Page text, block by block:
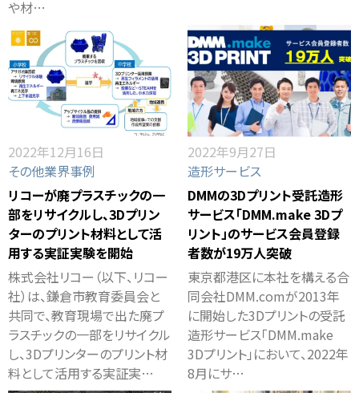
や材…
2022年12月16日
その他業界事例
リコーが廃プラスチックの一
部をリサイクルし、3Dプリン
ターのプリント材料として活
用する実証実験を開始
株式会社リコー（以下、リコー
社）は、鎌倉市教育委員会と
共同で、教育現場で出た廃プ
ラスチックの一部をリサイクル
し、3Dプリンターのプリント材
料として活用する実証実…
2022年9月27日
造形サービス
DMMの3Dプリント受託造形
サービス「DMM.make 3Dプ
リント」のサービス会員登録
者数が19万人突破
東京都港区に本社を構える合
同会社DMM.comが2013年
に開始した3Dプリントの受託
造形サービス「DMM.make
3Dプリント」において、2022年
8月にサ…